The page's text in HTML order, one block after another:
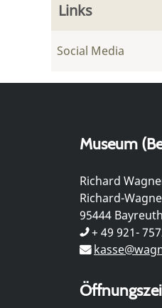
Links
Social Media
Museum
Richard
Richard-
95444 Bayreuth
+ 49 921-